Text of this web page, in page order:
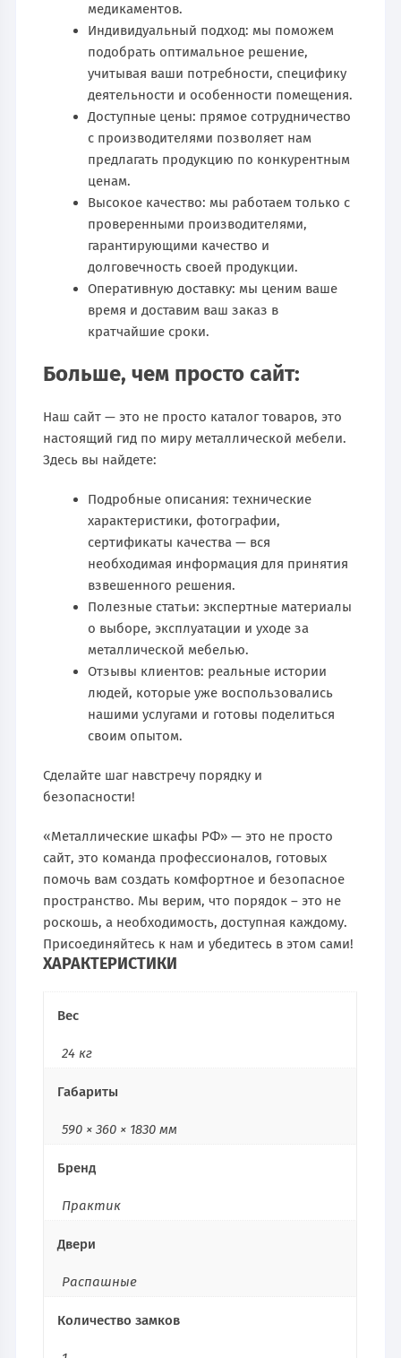
медикаментов.
Индивидуальный подход: мы поможем
подобрать оптимальное решение,
учитывая ваши потребности, специфику
деятельности и особенности помещения.
Доступные цены: прямое сотрудничество
с производителями позволяет нам
предлагать продукцию по конкурентным
ценам.
Высокое качество: мы работаем только с
проверенными производителями,
гарантирующими качество и
долговечность своей продукции.
Оперативную доставку: мы ценим ваше
время и доставим ваш заказ в
кратчайшие сроки.
Больше, чем просто сайт:
Наш сайт — это не просто каталог товаров, это
настоящий гид по миру металлической мебели.
Здесь вы найдете:
Подробные описания: технические
характеристики, фотографии,
сертификаты качества — вся
необходимая информация для принятия
взвешенного решения.
Полезные статьи: экспертные материалы
о выборе, эксплуатации и уходе за
металлической мебелью.
Отзывы клиентов: реальные истории
людей, которые уже воспользовались
нашими услугами и готовы поделиться
своим опытом.
Сделайте шаг навстречу порядку и
безопасности!
«Металлические шкафы РФ» — это не просто
сайт, это команда профессионалов, готовых
помочь вам создать комфортное и безопасное
пространство. Мы верим, что порядок – это не
роскошь, а необходимость, доступная каждому.
Присоединяйтесь к нам и убедитесь в этом сами!
ХАРАКТЕРИСТИКИ
Вес
24 кг
Габариты
590 × 360 × 1830 мм
Бренд
Практик
Двери
Распашные
Количество замков